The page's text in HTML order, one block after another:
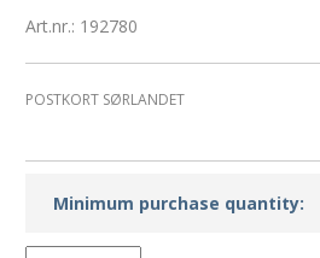
Art.nr.: 192780
POSTKORT SØRLANDET
Minimum purchase quantity: